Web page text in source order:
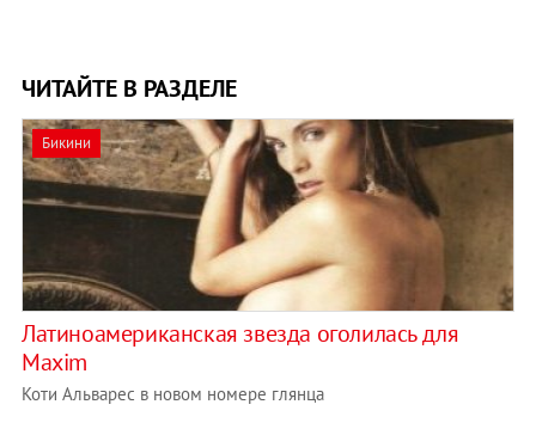
ЧИТАЙТЕ В РАЗДЕЛЕ
Бикини
Латиноамериканская звезда оголилась для
Maxim
Коти Альварес в новом номере глянца